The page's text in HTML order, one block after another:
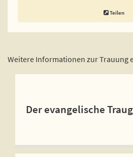
Teilen
Weitere Informationen zur Trauung
Der evangelische